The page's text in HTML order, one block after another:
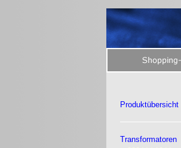
Produktübersicht
Transformatoren